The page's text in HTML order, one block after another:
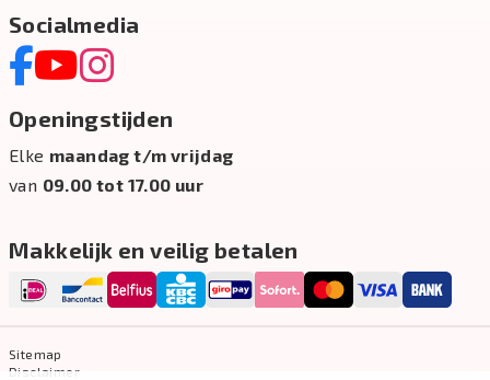
Socialmedia
Openingstijden
Elke maandag t/m vrijdag
van 09.00 tot 17.00 uur
Makkelijk en veilig betalen
Sitemap
Disclaimer